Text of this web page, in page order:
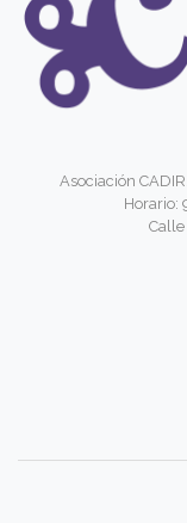
Asociación
Horario: